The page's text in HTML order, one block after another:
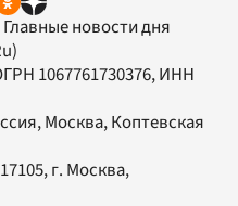
Главные новости дня
1067761730376, ИНН
Москва, Коптевская
, г. Москва,